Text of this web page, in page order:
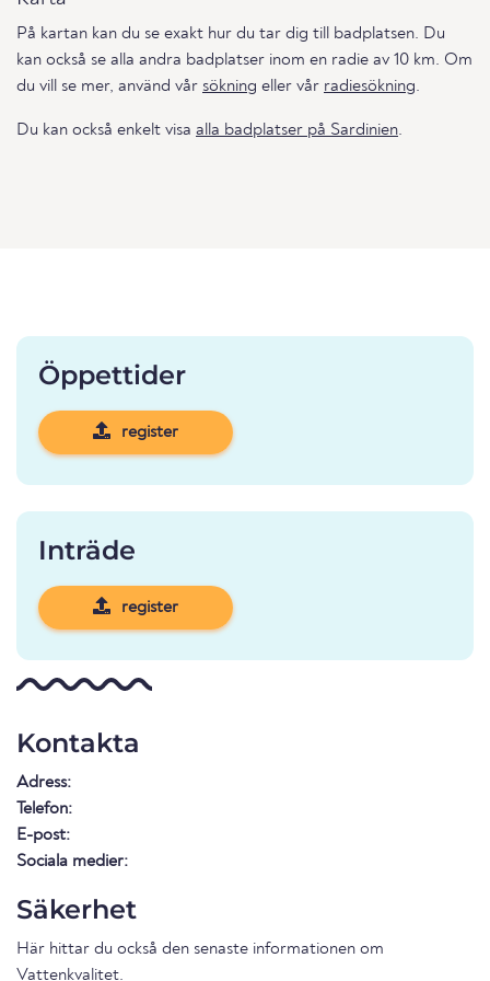
På kartan kan du se exakt hur du tar dig till badplatsen. Du
kan också se alla andra badplatser inom en radie av 10 km. Om
du vill se mer, använd vår sökning eller vår radiesökning.
Du kan också enkelt visa alla badplatser på Sardinien.
Öppettider
register
Inträde
register
Kontakta
Adress:
Telefon:
E-post:
Sociala medier:
Säkerhet
Här hittar du också den senaste informationen om
Vattenkvalitet.